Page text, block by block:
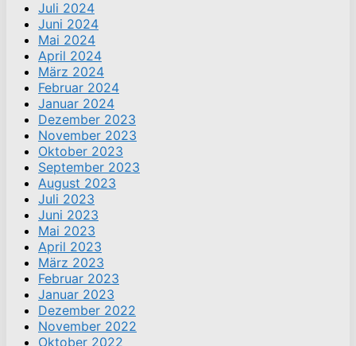
Juli 2024
Juni 2024
Mai 2024
April 2024
März 2024
Februar 2024
Januar 2024
Dezember 2023
November 2023
Oktober 2023
September 2023
August 2023
Juli 2023
Juni 2023
Mai 2023
April 2023
März 2023
Februar 2023
Januar 2023
Dezember 2022
November 2022
Oktober 2022